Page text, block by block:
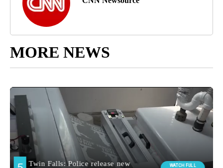
MORE NEWS